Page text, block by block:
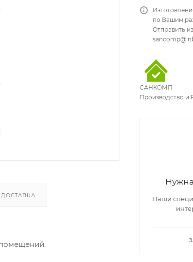
ДОСТАВКА
по Вашим
Отправить
САНКОМП
Производство и
Наши